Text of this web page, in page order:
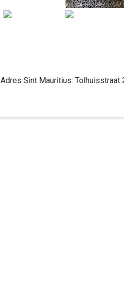
Adres Sint Mauritius: Tolhuisstraat